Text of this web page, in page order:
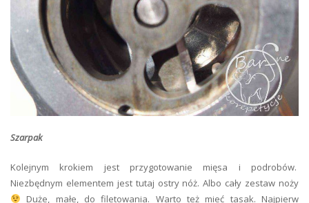
Szarpak
Kolejnym krokiem jest przygotowanie mięsa i podrobów.
Niezbędnym elementem jest tutaj ostry nóż. Albo cały zestaw noży
Duże, małe, do filetowania. Warto też mieć tasak. Najpierw